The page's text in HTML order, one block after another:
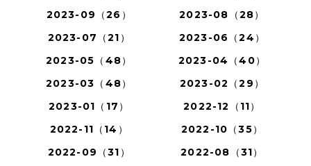
2023-09（26）
2023-08（28）
2023-07（21）
2023-06（24）
2023-05（48）
2023-04（40）
2023-03（48）
2023-02（29）
2023-01（17）
2022-12（11）
2022-11（14）
2022-10（35）
2022-09（31）
2022-08（31）